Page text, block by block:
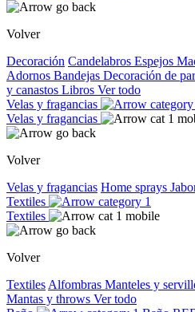
Volver
Decoración Candelabros Espejos
Adornos Bandejas Decoración de
y canastos Libros Ver todo
Velas y fragancias
Velas y fragancias
Volver
Velas y fragancias Home sprays
Textiles
Textiles
Volver
Textiles Alfombras Manteles y
Mantas y throws Ver todo